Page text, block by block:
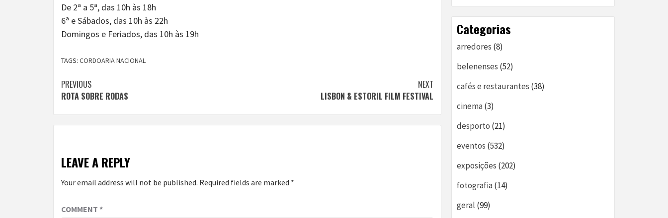
De 2ª a 5ª, das 10h às 18h
6ª e Sábados, das 10h às 22h
Domingos e Feriados, das 10h às 19h
TAGS: CORDOARIA NACIONAL
Continue
Reading
PREVIOUS
ROTA SOBRE RODAS
NEXT
LISBON & ESTORIL FILM FESTIVAL
LEAVE A REPLY
Your email address will not be published. Required fields are marked *
COMMENT *
Categorias
arredores (8)
belenenses (52)
cafés e restaurantes (38)
cinema(3)
desporto (21)
eventos (532)
exposições (202)
fotografia(14)
geral (99)